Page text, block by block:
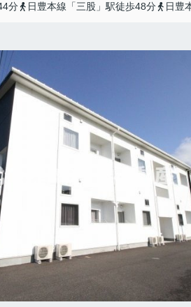
分
日豊本線「三股」駅徒歩48分 日豊